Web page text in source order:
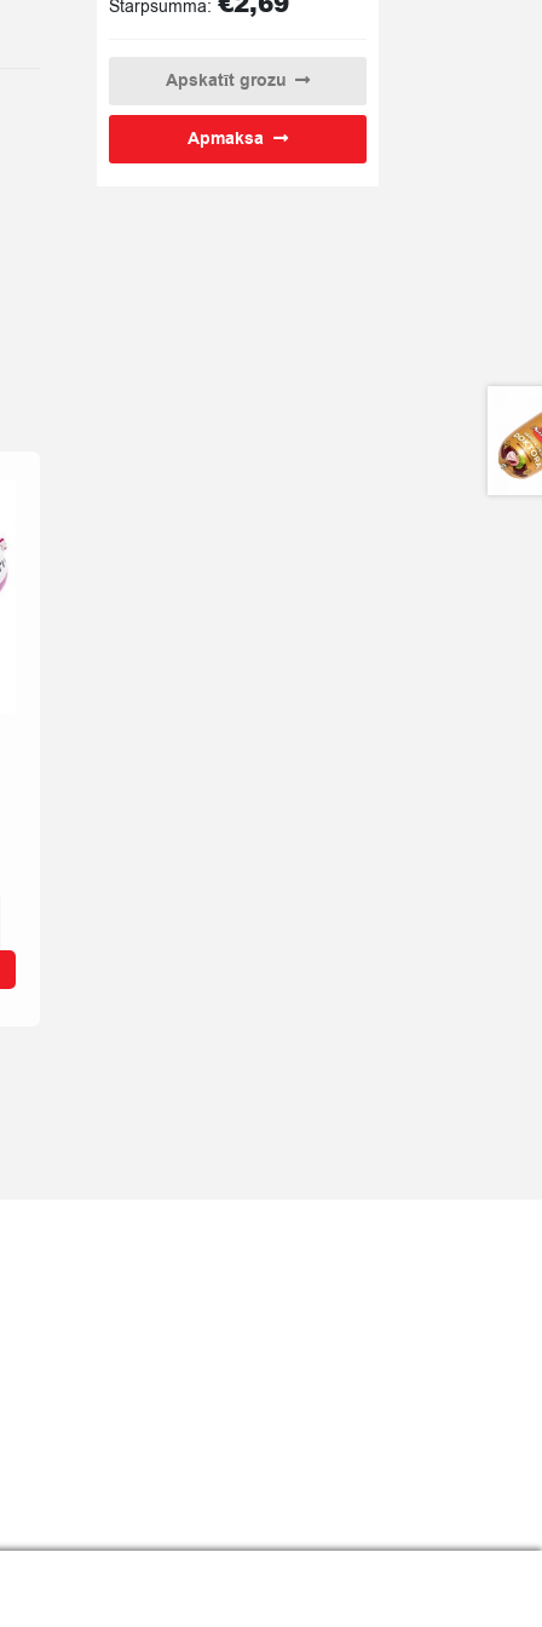
Starpsumma:
Apskatīt grozu
Apmaksa